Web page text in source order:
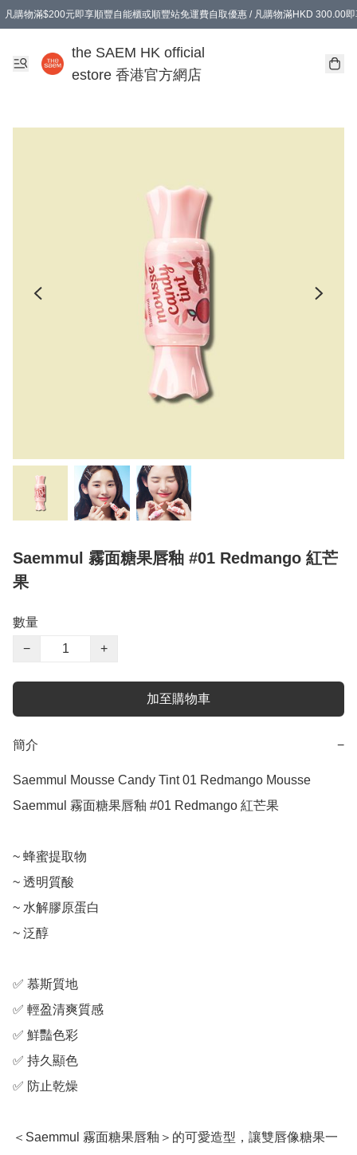
凡購物滿$200元即享順豐自能櫃或順豐站免運費自取優惠 / 凡購物滿HKD 300.00
the SAEM HK official
estore 香港官方網店
Saemmul 霧面糖果唇釉 #01 Redmango 紅芒
果
數量
−
+
加至購物車
簡介 −
Saemmul Mousse Candy Tint 01 Redmango Mousse
Saemmul 霧面糖果唇釉 #01 Redmango 紅芒果
~ 蜂蜜提取物
~ 透明質酸
~ 水解膠原蛋白
~ 泛醇
✅ 慕斯質地
✅ 輕盈清爽質感
✅ 鮮豔色彩
✅ 持久顯色
✅ 防止乾燥
＜Saemmul 霧面糖果唇釉＞的可愛造型，讓雙唇像糖果一